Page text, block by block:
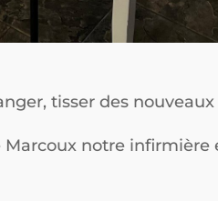
tisser des
Marcoux notre